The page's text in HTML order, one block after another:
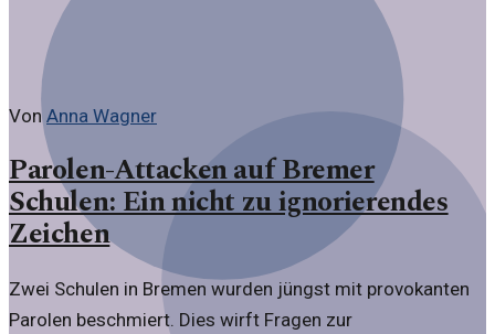
Von Anna Wagner
Parolen-Attacken auf Bremer
Schulen: Ein nicht zu ignorierendes
Zeichen
Zwei Schulen in Bremen wurden jüngst mit provokanten
Parolen beschmiert. Dies wirft Fragen zur